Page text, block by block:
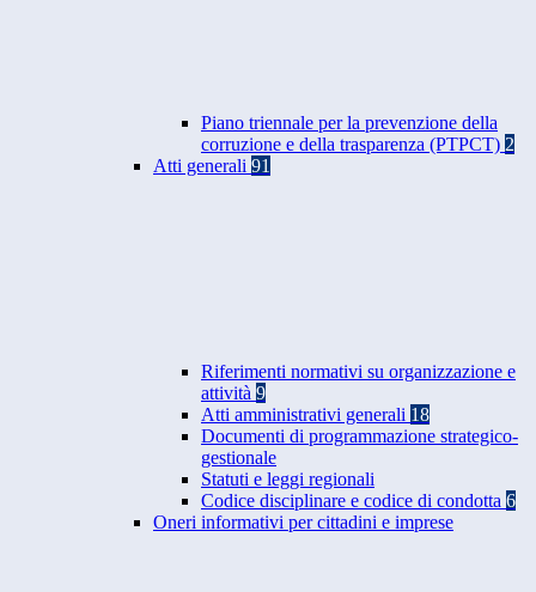
Piano triennale per la prevenzione della
corruzione e della trasparenza (PTPCT) 2
Atti generali 91
Riferimenti normativi su organizzazione e
attività 9
Atti amministrativi generali 18
Documenti di programmazione strategico-
gestionale
Statuti e leggi regionali
Codice disciplinare e codice di condotta 6
Oneri informativi per cittadini e imprese